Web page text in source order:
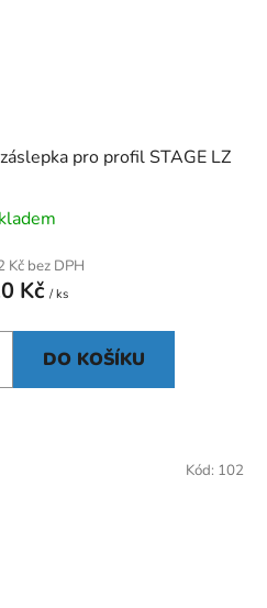
pro profil STAGE LZ
Kč bez DPH
Kč / ks
DO KOŠÍKU
Kód: 102